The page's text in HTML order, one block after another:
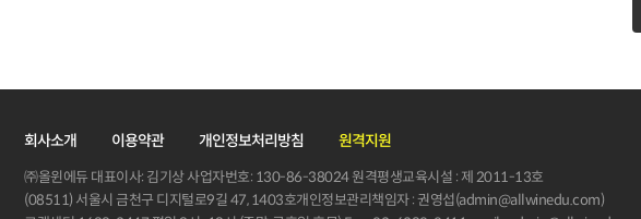
회사소개 이용약관 개인정보처리방침 원격지원
㈜올윈에듀 대표이사: 김기상 사업자번호: 130-86-38024 원격평생교육시설 : 제 2011-13호
(08511) 서울시 금천구 디지털로9길 47, 1403호개인정보관리책임자 : 권영섭(admin@allwinedu.com)